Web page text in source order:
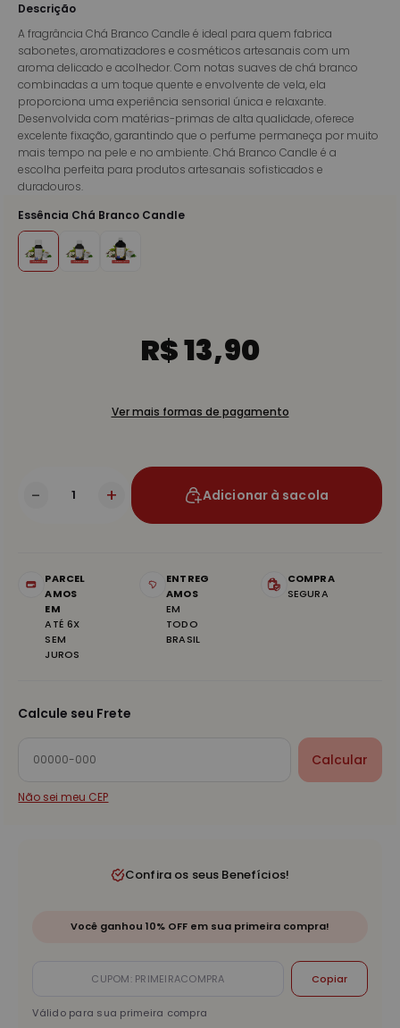
Descrição
A fragrância Chá Branco Candle é ideal para quem fabrica
sabonetes, aromatizadores e cosméticos artesanais com um
aroma delicado e acolhedor. Com notas suaves de chá branco
combinadas a um toque quente e envolvente de vela, ela
proporciona uma experiência sensorial única e relaxante.
Desenvolvida com matérias-primas de alta qualidade, oferece
excelente fixação, garantindo que o perfume permaneça por muito
mais tempo na pele e no ambiente. Chá Branco Candle é a
escolha perfeita para produtos artesanais sofisticados e
duradouros.
Essência Chá Branco Candle
R$ 13,90
Ver mais formas de pagamento
- + Adicionar à sacola
PARCEL
AMOS
EM
ATÉ 6X
SEM
JUROS
ENTREG
AMOS
EM
TODO
BRASIL
COMPRA
SEGURA
Calcule seu Frete
Calcular
Não sei meu CEP
Confira os seus Benefícios!
Você ganhou 10% OFF em sua primeira compra!
Copiar
Válido para sua primeira compra